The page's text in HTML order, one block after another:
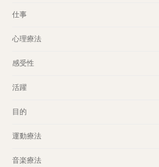
仕事
心理療法
感受性
活躍
目的
運動療法
音楽療法